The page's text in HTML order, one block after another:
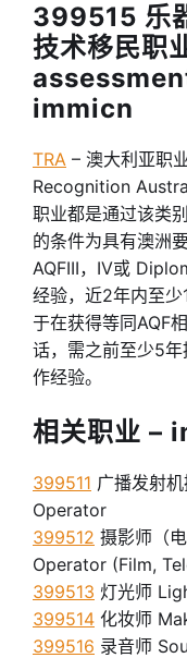
399515 乐
技术移民职
immicn
TRA – 澳大利亚职
Recognition
职业都是通过该类
的条件为具有澳洲
AQFIII，IV或
经验，近2年内至
于在获得等同AQF
话，需之前至少5
作经验。
相关职业 –
399511 广播发射
Operator
399512 摄影师（
Operator (Film,
399513 灯光师
399514 化妆师
399516 录音师